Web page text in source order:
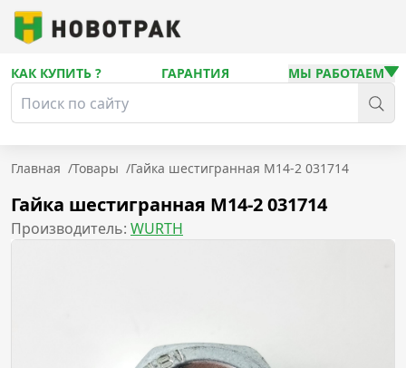
КАК КУПИТЬ ? ГАРАНТИЯ МЫ РАБОТАЕМ
Главная /Товары /Гайка шестигранная М14-2 031714
Гайка шестигранная М14-2 031714
Производитель: WURTH